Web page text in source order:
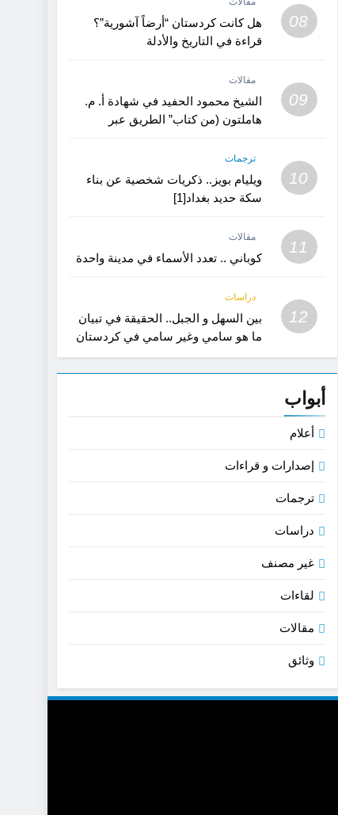
08
هل كانت كردستان “أرضاً آشورية”؟
قراءة في التاريخ والأدلة
09
مقالات
الشيخ محمود الحفيد في شهادة أ. م.
هاملتون (من كتاب” الطريق عبر
10
ترجمات
ويليام بويز.. ذكريات شخصية عن بناء
سكة حديد بغداد[1]
11
مقالات
كوباني .. تعدد الأسماء في مدينة واحدة
12
دراسات
بين السهل و الجبل.. الحقيقة في تبيان
ما هو سامي وغير سامي في كردستان
القديمة- بحث في اللغة و الفن
أبواب
أعلام
إصدارات و قراءات
ترجمات
دراسات
غير مصنف
لقاءات
مقالات
وثائق